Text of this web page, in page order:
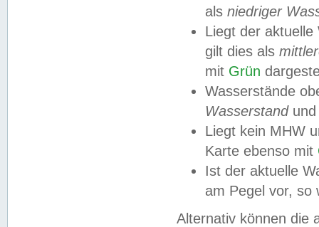
als niedriger
Liegt der
gilt dies als
mit Grün
Wasserstände
Wasserstandund
Liegt kein MHW
Karte ebenso mit
Ist der aktuelle
am Pegel vor,
Alternativ können die